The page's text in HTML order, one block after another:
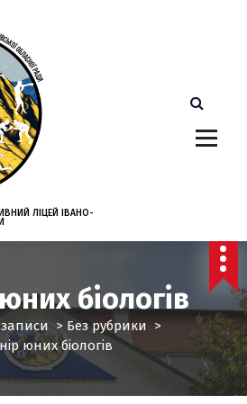
ЛІЦЕЙ ІВАНО-
біологів
записи > Без рубрики >
юних біологів